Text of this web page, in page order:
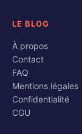
LE BLOG
À propos
Contact
FAQ
Mentions légales
Confidentialité
CGU